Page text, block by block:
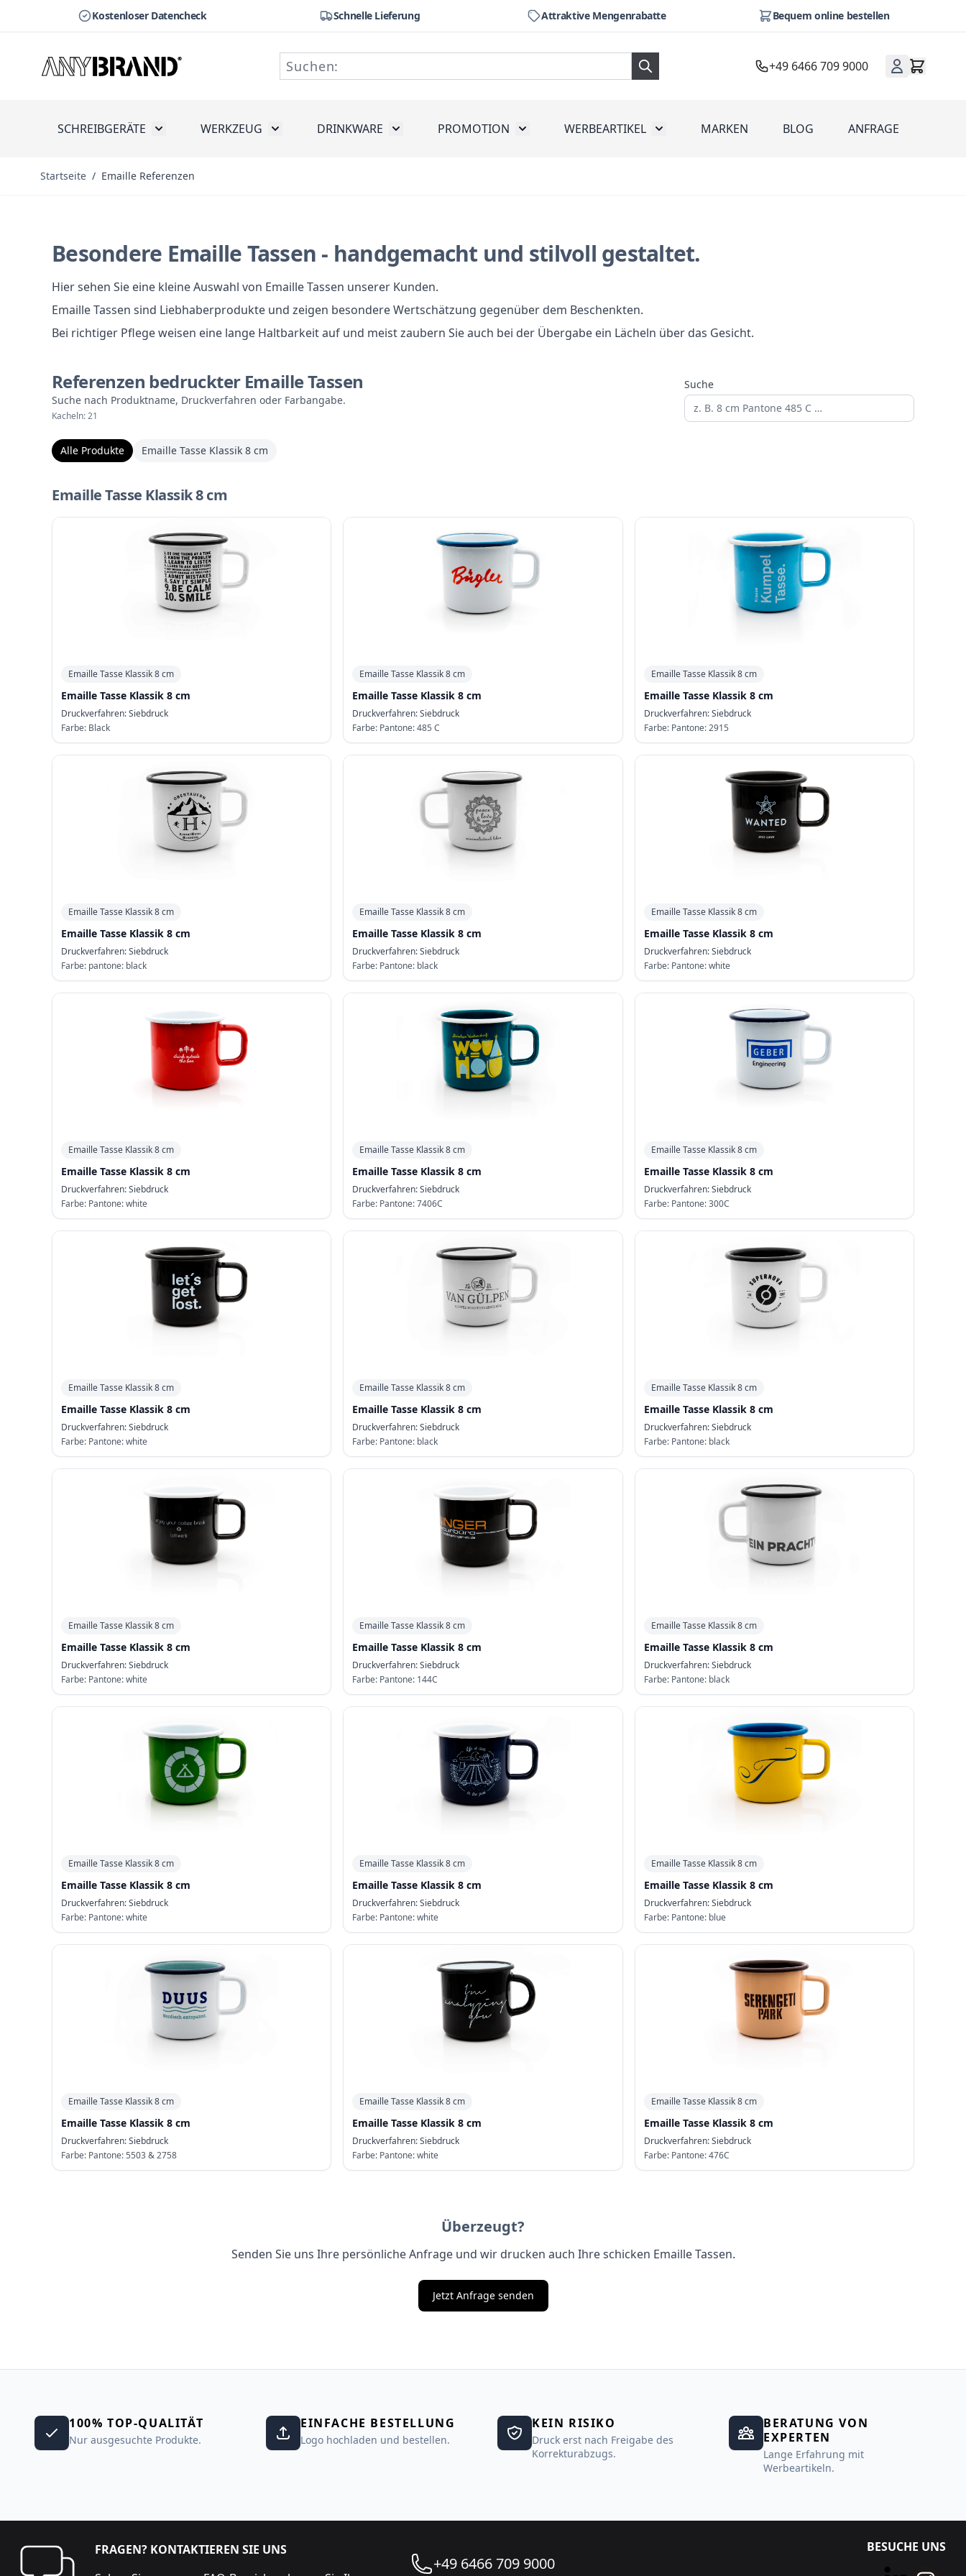
Kostenloser Datencheck Schnelle Lieferung Attraktive Mengenrabatte Bequem online bestellen
+49 6466 709 9000
SCHREIBGERÄTE Toggle submenu for Schreibgeräte
WERKZEUG Toggle submenu for Werkzeug
DRINKWARE Toggle submenu for Drinkware
PROMOTION Toggle submenu for Promotion
WERBEARTIKEL Toggle submenu for Werbeartikel
MARKEN BLOG ANFRAGE
Startseite / Emaille Referenzen
Besondere Emaille Tassen - handgemacht und stilvoll gestaltet.
Hier sehen Sie eine kleine Auswahl von Emaille Tassen unserer Kunden.
Emaille Tassen sind Liebhaberprodukte und zeigen besondere Wertschätzung gegenüber dem Beschenkten.
Bei richtiger Pflege weisen eine lange Haltbarkeit auf und meist zaubern Sie auch bei der Übergabe ein Lächeln über das Gesicht.
Referenzen bedruckter Emaille Tassen
Suche nach Produktname, Druckverfahren oder Farbangabe.
Kacheln: 21
Suche
Alle Produkte Emaille Tasse Klassik 8 cm
Emaille Tasse Klassik 8 cm
Emaille Tasse Klassik 8 cm
Emaille Tasse Klassik 8 cm
Druckverfahren:Siebdruck
Farbe: Black
Emaille Tasse Klassik 8 cm
Emaille Tasse Klassik 8 cm
Druckverfahren:Siebdruck
Farbe: Pantone: 485 C
Emaille Tasse Klassik 8 cm
Emaille Tasse Klassik 8 cm
Druckverfahren:Siebdruck
Farbe: Pantone: 2915
Emaille Tasse Klassik 8 cm
Emaille Tasse Klassik 8 cm
Druckverfahren:Siebdruck
Farbe: pantone: black
Emaille Tasse Klassik 8 cm
Emaille Tasse Klassik 8 cm
Druckverfahren:Siebdruck
Farbe: Pantone: black
Emaille Tasse Klassik 8 cm
Emaille Tasse Klassik 8 cm
Druckverfahren:Siebdruck
Farbe: Pantone: white
Emaille Tasse Klassik 8 cm
Emaille Tasse Klassik 8 cm
Druckverfahren:Siebdruck
Farbe: Pantone: white
Emaille Tasse Klassik 8 cm
Emaille Tasse Klassik 8 cm
Druckverfahren:Siebdruck
Farbe: Pantone: 7406C
Emaille Tasse Klassik 8 cm
Emaille Tasse Klassik 8 cm
Druckverfahren:Siebdruck
Farbe: Pantone: 300C
Emaille Tasse Klassik 8 cm
Emaille Tasse Klassik 8 cm
Druckverfahren:Siebdruck
Farbe: Pantone: white
Emaille Tasse Klassik 8 cm
Emaille Tasse Klassik 8 cm
Druckverfahren:Siebdruck
Farbe: Pantone: black
Emaille Tasse Klassik 8 cm
Emaille Tasse Klassik 8 cm
Druckverfahren:Siebdruck
Farbe: Pantone: black
Emaille Tasse Klassik 8 cm
Emaille Tasse Klassik 8 cm
Druckverfahren:Siebdruck
Farbe: Pantone: white
Emaille Tasse Klassik 8 cm
Emaille Tasse Klassik 8 cm
Druckverfahren:Siebdruck
Farbe: Pantone: 144C
Emaille Tasse Klassik 8 cm
Emaille Tasse Klassik 8 cm
Druckverfahren:Siebdruck
Farbe: Pantone: black
Emaille Tasse Klassik 8 cm
Emaille Tasse Klassik 8 cm
Druckverfahren:Siebdruck
Farbe: Pantone: white
Emaille Tasse Klassik 8 cm
Emaille Tasse Klassik 8 cm
Druckverfahren:Siebdruck
Farbe: Pantone: white
Emaille Tasse Klassik 8 cm
Emaille Tasse Klassik 8 cm
Druckverfahren:Siebdruck
Farbe: Pantone: blue
Emaille Tasse Klassik 8 cm
Emaille Tasse Klassik 8 cm
Druckverfahren:Siebdruck
Farbe: Pantone: 5503 & 2758
Emaille Tasse Klassik 8 cm
Emaille Tasse Klassik 8 cm
Druckverfahren:Siebdruck
Farbe: Pantone: white
Emaille Tasse Klassik 8 cm
Emaille Tasse Klassik 8 cm
Druckverfahren:Siebdruck
Farbe: Pantone: 476C
Überzeugt?
Senden Sie uns Ihre persönliche Anfrage und wir drucken auch Ihre schicken Emaille Tassen.
Jetzt Anfrage senden
100% TOP-QUALITÄT
Nur ausgesuchte Produkte.
EINFACHE BESTELLUNG
Logo hochladen und bestellen.
KEIN RISIKO
Druck erst nach Freigabe des
Korrekturabzugs.
BERATUNG VON
EXPERTEN
Lange Erfahrung mit
Werbeartikeln.
FRAGEN? KONTAKTIEREN SIE UNS
+49 6466 709 9000
BESUCHE UNS